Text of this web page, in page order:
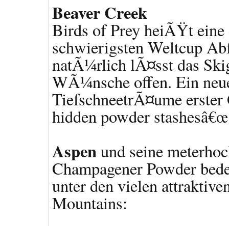
Beaver Creek
Birds of Prey heiÃŸt eine
schwierigsten Weltcup
natÃ¼rlich lÃ¤sst das
WÃ¼nsche offen. Ein
TiefschneetrÃ¤ume
hidden powder
Aspenund seine
Champagener Powder
unter den vielen
Mountains: